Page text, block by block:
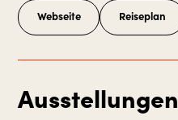
Webseite Reiseplan
Ausstellungen